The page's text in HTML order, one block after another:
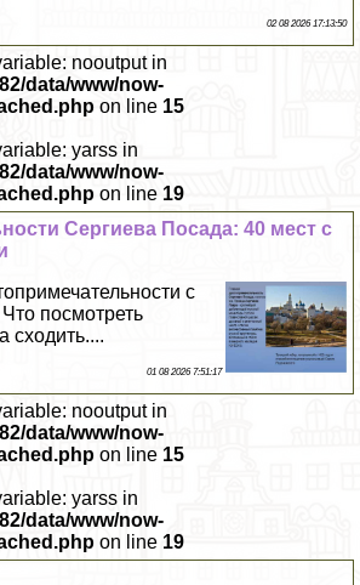
02 08 2026 17:13:50
nooutput in
data/www/now-
on line 15
yarss in
data/www/now-
on line 19
Сергиева Посада: 40 мест с
с
посмотреть
сходить....
01 08 2026 7:51:17
nooutput in
data/www/now-
on line 15
yarss in
data/www/now-
on line 19